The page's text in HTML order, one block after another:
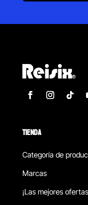
TIENDA
Categoría de
Marcas
¡Las mejores